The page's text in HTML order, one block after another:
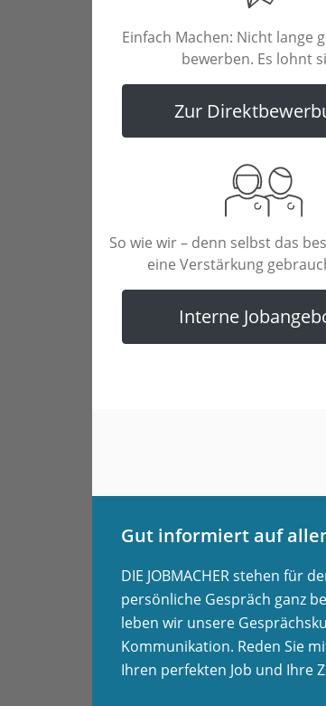
Einfach Machen: Nicht lange
bewerben. Es lohnt
Zur
So wie wir – denn selbst das
eine Verstärkung
Interne
Gut informiert auf
DIE JOBMACHER stehen für
persönliche Gespräch ganz
leben wir unsere
Kommunikation. Reden Sie
Ihren perfekten Job und Ihre